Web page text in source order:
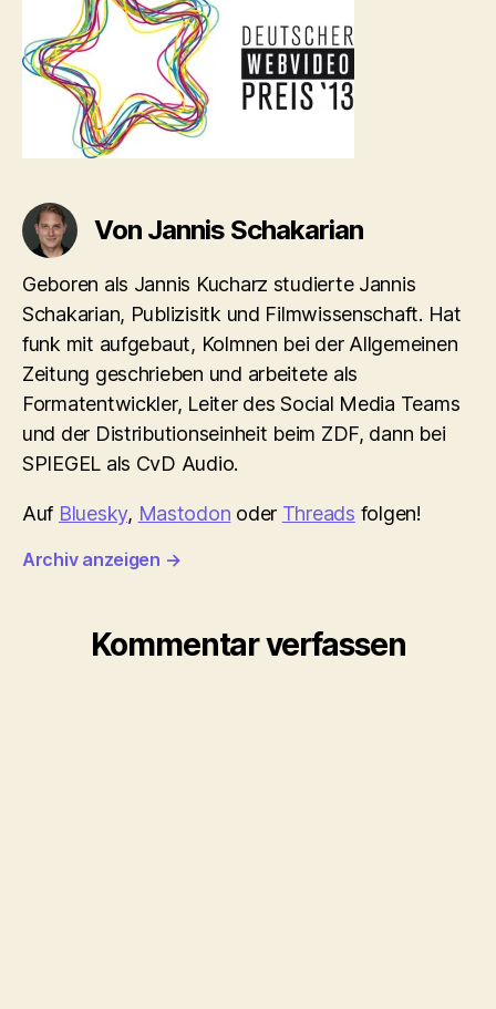
Von Jannis Schakarian
Geboren als Jannis Kucharz studierte Jannis
Schakarian, Publizisitk und Filmwissenschaft. Hat
funk mit aufgebaut, Kolmnen bei der Allgemeinen
Zeitung geschrieben und arbeitete als
Formatentwickler, Leiter des Social Media Teams
und der Distributionseinheit beim ZDF, dann bei
SPIEGEL als CvD Audio.
Auf Bluesky, Mastodon oder Threads folgen!
Archiv anzeigen →
Kommentar verfassen